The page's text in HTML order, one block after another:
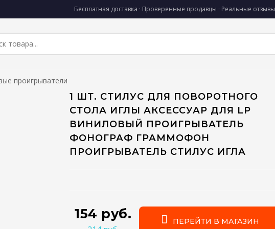
Бесплатная доставка · Проверенные продавцы · Реальные отзывы
проигрыватели
1 ШТ. СТИЛУС ДЛЯ ПОВОРОТНОГО
СТОЛА ИГЛЫ АКСЕССУАР ДЛЯ LP
ВИНИЛОВЫЙ ПРОИГРЫВАТЕЛЬ
ФОНОГРАФ ГРАММОФОН
ПРОИГРЫВАТЕЛЬ СТИЛУС ИГЛА
154 руб. ПЕРЕЙТИ В МАГАЗИН